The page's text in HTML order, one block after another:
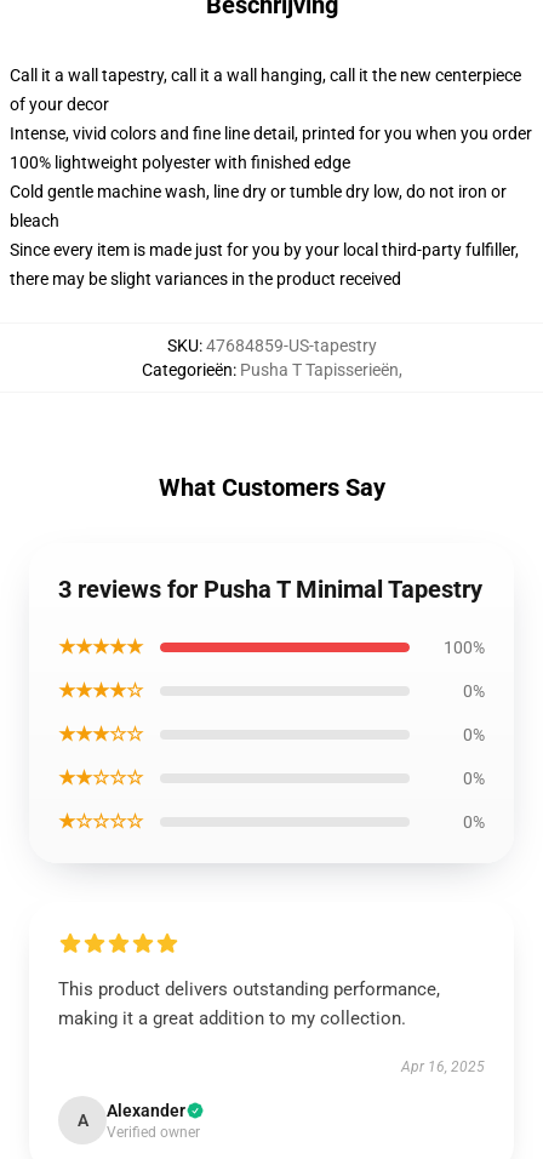
Call it a wall tapestry, call it a wall hanging, call it the new centerpiece
of your decor
Intense, vivid colors and fine line detail, printed for you when you order
100% lightweight polyester with finished edge
Cold gentle machine wash, line dry or tumble dry low, do not iron or
bleach
Since every item is made just for you by your local third-party fulfiller,
there may be slight variances in the product received
SKU:47684859-US-tapestry
Categorieën: Pusha T Tapisserieën,
What Customers Say
3 reviews for Pusha T Minimal Tapestry
★★★★★ 100%
★★★★☆ 0%
★★★☆☆ 0%
★★☆☆☆ 0%
★☆☆☆☆ 0%
This product delivers outstanding performance,
making it a great addition to my collection.
Apr 16, 2025
A Alexander
Verified owner